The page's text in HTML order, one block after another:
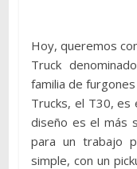
Hoy, queremos
Truck
familia de
Trucks, el T30, es
diseño es el más
para un trabajo
simple, con un